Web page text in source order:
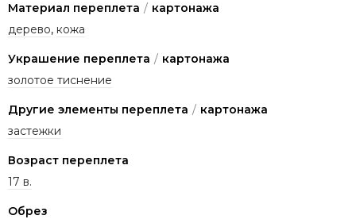
Материал переплета / картонажа
дерево, кожа
Украшение переплета / картонажа
золотое тиснение
Другие элементы переплета / картонажа
застежки
Возраст переплета
17 в.
Обрез